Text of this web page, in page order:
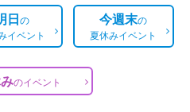
日の
イベント
今週末の
夏休みイベント
のイベント